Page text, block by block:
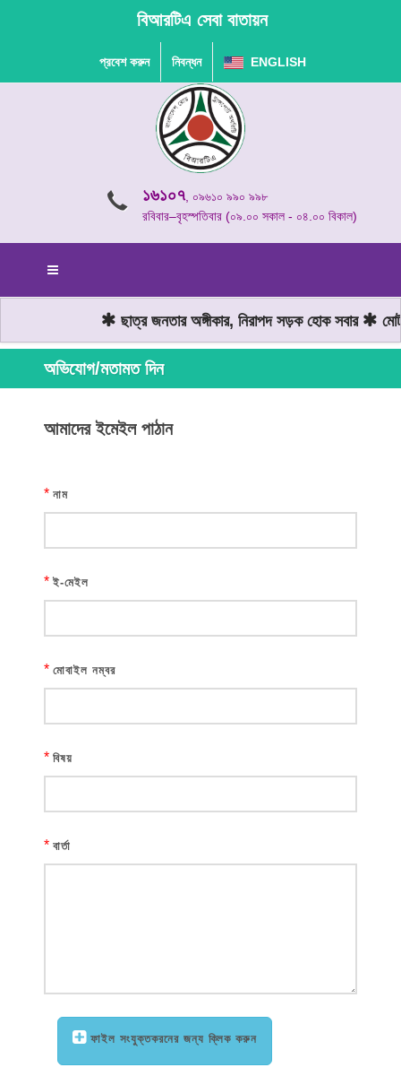
বিআরটিএ সেবা বাতায়ন
প্রবেশ করুন নিবন্ধন ENGLISH
১৬১০৭, ০৯৬১০ ৯৯০ ৯৯৮
রবিবার–বৃহস্পতিবার (০৯.০০ সকাল - ০৪.০০ বিকাল)
ছাত্র জনতার অঙ্গীকার, নিরাপদ সড়ক হোক সবার
অভিযোগ/মতামত দিন
আমাদের ইমেইল পাঠান
* নাম
* ই-মেইল
* মোবাইল নম্বর
* বিষয়
* বার্তা
ফাইল সংযুক্তকরনের জন্য ক্লিক করুন